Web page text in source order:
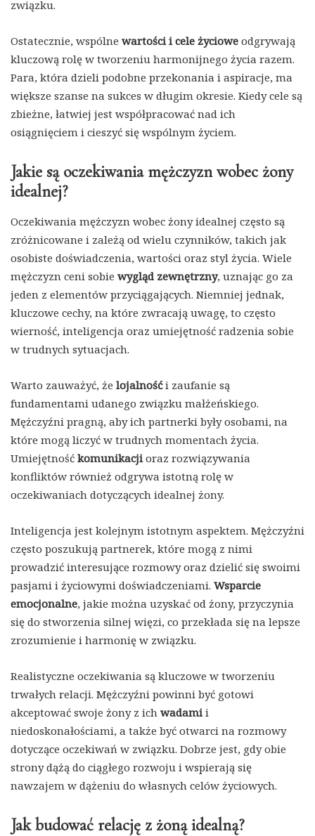
związku.
Ostatecznie, wspólne wartości i cele życiowe odgrywają
kluczową rolę w tworzeniu harmonijnego życia razem.
Para, która dzieli podobne przekonania i aspiracje, ma
większe szanse na sukces w długim okresie. Kiedy cele są
zbieżne, łatwiej jest współpracować nad ich
osiągnięciem i cieszyć się wspólnym życiem.
Jakie są oczekiwania mężczyzn wobec żony
idealnej?
Oczekiwania mężczyzn wobec żony idealnej często są
zróżnicowane i zależą od wielu czynników, takich jak
osobiste doświadczenia, wartości oraz styl życia. Wiele
mężczyzn ceni sobie wygląd zewnętrzny, uznając go za
jeden z elementów przyciągających. Niemniej jednak,
kluczowe cechy, na które zwracają uwagę, to często
wierność, inteligencja oraz umiejętność radzenia sobie
w trudnych sytuacjach.
Warto zauważyć, że lojalnośći zaufanie są
fundamentami udanego związku małżeńskiego.
Mężczyźni pragną, aby ich partnerki były osobami, na
które mogą liczyć w trudnych momentach życia.
Umiejętność komunikacji oraz rozwiązywania
konfliktów również odgrywa istotną rolę w
oczekiwaniach dotyczących idealnej żony.
Inteligencja jest kolejnym istotnym aspektem. Mężczyźni
często poszukują partnerek, które mogą z nimi
prowadzić interesujące rozmowy oraz dzielić się swoimi
pasjami i życiowymi doświadczeniami. Wsparcie
emocjonalne, jakie można uzyskać od żony, przyczynia
się do stworzenia silnej więzi, co przekłada się na lepsze
zrozumienie i harmonię w związku.
Realistyczne oczekiwania są kluczowe w tworzeniu
trwałych relacji. Mężczyźni powinni być gotowi
akceptować swoje żony z ich wadami i
niedoskonałościami, a także być otwarci na rozmowy
dotyczące oczekiwań w związku. Dobrze jest, gdy obie
strony dążą do ciągłego rozwoju i wspierają się
nawzajem w dążeniu do własnych celów życiowych.
Jak budować relację z żoną idealną?